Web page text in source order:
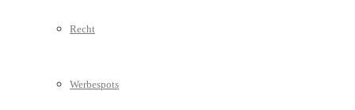
Recht
Werbespots